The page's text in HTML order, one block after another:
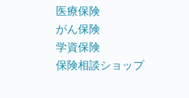
医療保険
がん保険
学資保険
保険相談ショップ